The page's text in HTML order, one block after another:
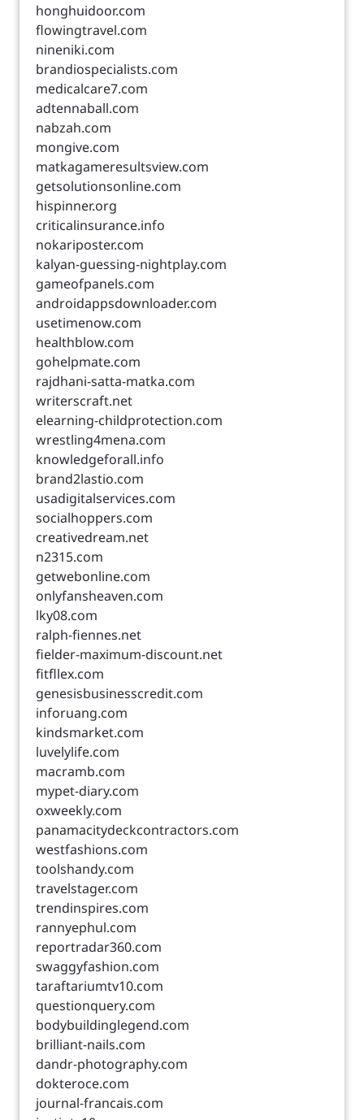
honghuidoor.com
flowingtravel.com
nineniki.com
brandiospecialists.com
medicalcare7.com
adtennaball.com
nabzah.com
mongive.com
matkagameresultsview.com
getsolutionsonline.com
hispinner.org
criticalinsurance.info
nokariposter.com
kalyan-guessing-nightplay.com
gameofpanels.com
androidappsdownloader.com
usetimenow.com
healthblow.com
gohelpmate.com
rajdhani-satta-matka.com
writerscraft.net
elearning-childprotection.com
wrestling4mena.com
knowledgeforall.info
brand2lastio.com
usadigitalservices.com
socialhoppers.com
creativedream.net
n2315.com
getwebonline.com
onlyfansheaven.com
lky08.com
ralph-fiennes.net
fielder-maximum-discount.net
fitfllex.com
genesisbusinesscredit.com
inforuang.com
kindsmarket.com
luvelylife.com
macramb.com
mypet-diary.com
oxweekly.com
panamacitydeckcontractors.com
westfashions.com
toolshandy.com
travelstager.com
trendinspires.com
rannyephul.com
reportradar360.com
swaggyfashion.com
taraftariumtv10.com
questionquery.com
bodybuildinglegend.com
brilliant-nails.com
dandr-photography.com
dokteroce.com
journal-francais.com